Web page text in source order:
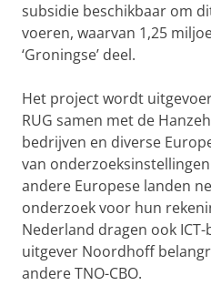
subsidie beschikbaar om
voeren, waarvan 1,25
‘Groningse’ deel.
Het project wordt
RUG samen met de
bedrijven en diverse
van
andere Europese landen
onderzoek voor hun
Nederland dragen ook
uitgever Noordhoff
andere TNO-CBO.